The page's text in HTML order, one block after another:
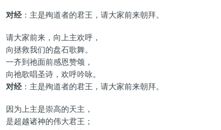
对经：主是殉道者的君王，请大家前来朝拜。
请大家前来，向上主欢呼，
向拯救我们的盘石歌舞。
一齐到祂面前感恩赞颂，
向祂歌唱圣诗，欢呼吟咏。
对经：主是殉道者的君王，请大家前来朝拜。
因为上主是崇高的天主，
是超越诸神的伟大君王；